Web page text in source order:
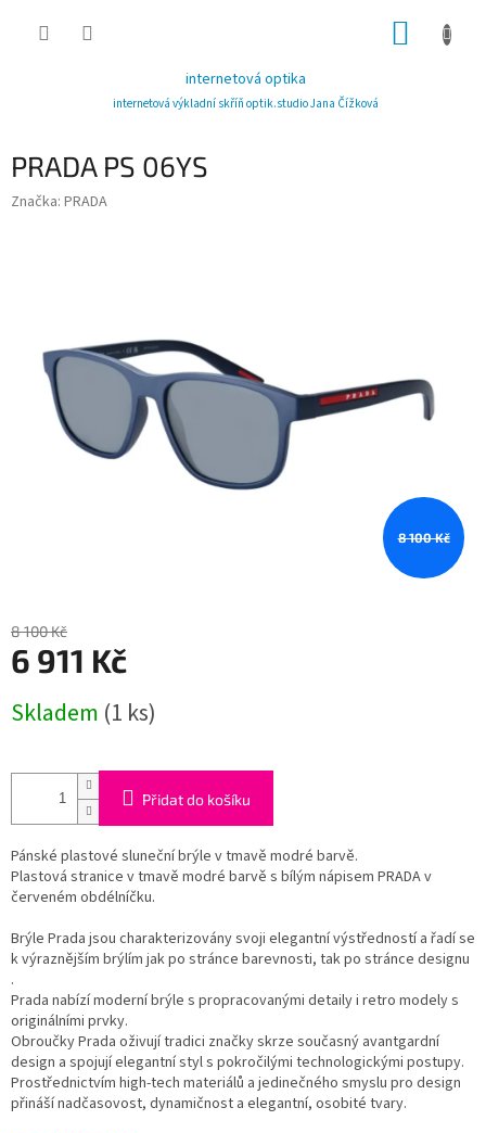
internetová optika
internetová výkladní skříň optik.studio Jana Čížková
PRADA PS 06YS
Značka: PRADA
8 100 Kč
8 100 Kč
6 911 Kč
cena:
Skladem (1 ks)
Přidat do košíku
Pánské plastové sluneční brýle v tmavě modré barvě.
Plastová stranice v tmavě modré barvě s bílým nápisem PRADA v
červeném obdélníčku.
Brýle Prada jsou charakterizovány svoji elegantní výstředností a řadí se
k výraznějším brýlím jak po stránce barevnosti, tak po stránce designu
.
Prada nabízí moderní brýle s propracovanými detaily i retro modely s
originálními prvky.
Obroučky Prada oživují tradici značky skrze současný avantgardní
design a spojují elegantní styl s pokročilými technologickými postupy.
Prostřednictvím high-tech materiálů a jedinečného smyslu pro design
přináší nadčasovost, dynamičnost a elegantní, osobité tvary.